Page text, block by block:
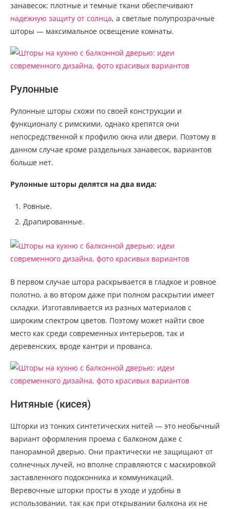
занавесок: плотные и темные ткани обеспечивают
надежную защиту от солнца, а светлые полупрозрачные
шторы — максимальное освещение комнаты.
Рулонные
Рулонные шторы схожи по своей конструкции и
функционалу с римскими, однако крепятся они
непосредственной к профилю окна или двери. Поэтому в
данном случае кроме раздельных занавесок, вариантов
больше нет.
Рулонные шторы делятся на два вида:
Ровные.
Драпированные.
В первом случае штора раскрывается в гладкое и ровное
полотно, а во втором даже при полном раскрытии имеет
складки. Изготавливается из разных материалов с
широким спектром цветов. Поэтому может найти свое
место как среди современных интерьеров, так и
деревенских, вроде кантри и прованса.
Нитяные (кисея)
Шторки из тонких синтетических нитей — это необычный
вариант оформления проема с балконом даже с
панорамной дверью. Они практически не защищают от
солнечных лучей, но вполне справляются с маскировкой
заставленного подоконника и коммуникаций.
Веревочные шторки просты в уходе и удобны в
использовании, так как при открывании балкона их не